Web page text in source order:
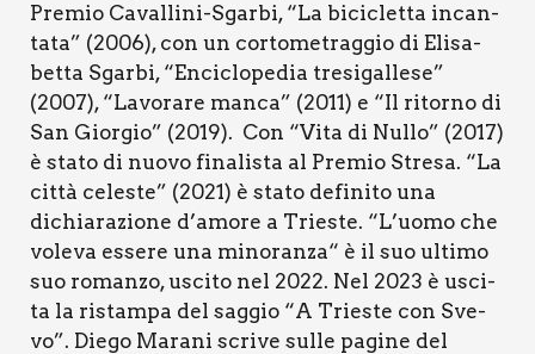
Pre­mio Caval­li­ni-Sgar­bi, “La bici­clet­ta incan­
ta­ta” (2006), con un cor­to­me­trag­gio di Eli­sa­
bet­ta Sgar­bi, “Enci­clo­pe­dia tre­si­gal­le­se”
(2007), “Lavo­ra­re man­ca” (2011) e “Il ritor­no di
San Gior­gio” (2019). Con “Vita di Nul­lo” (2017)
è sta­to di nuo­vo fina­li­sta al Pre­mio Stre­sa. “La
cit­tà cele­ste” (2021) è sta­to defi­ni­to una
dichia­ra­zio­ne d’amore a Trie­ste. “L’uomo che
vole­va esse­re una mino­ran­za“ è il suo ulti­mo
suo roman­zo, usci­to nel 2022. Nel 2023 è usci­
ta la ristam­pa del sag­gio “A Trie­ste con Sve­
vo”. Die­go Mara­ni scri­ve sul­le pagi­ne del